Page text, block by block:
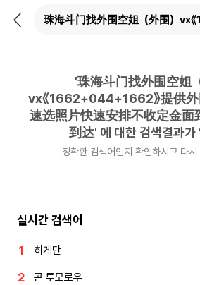
뒤
'珠海斗门找外围空姐
vx《1662+044+1662》提供
速选照片快速安排不收定金
到达' 에 대한 검색결과가
정확한 검색어인지 확인하시고 다
실시간 검색어
히게단
곤 투모로우